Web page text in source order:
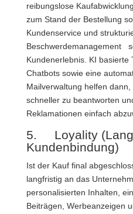
reibungslose
zum Stand der Bestellung
Kundenservice und
Beschwerdemanagement
Kundenerlebnis. KI basierte
Chatbots sowie eine
Mailverwaltung helfen
schneller zu beantworten
Reklamationen einfach
5. Loyality
Kundenbindung)
Ist der Kauf final
langfristig an das
personalisierten Inhalten,
Beiträgen, Werbeanzeigen